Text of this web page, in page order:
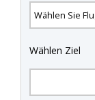
Wählen Ziel